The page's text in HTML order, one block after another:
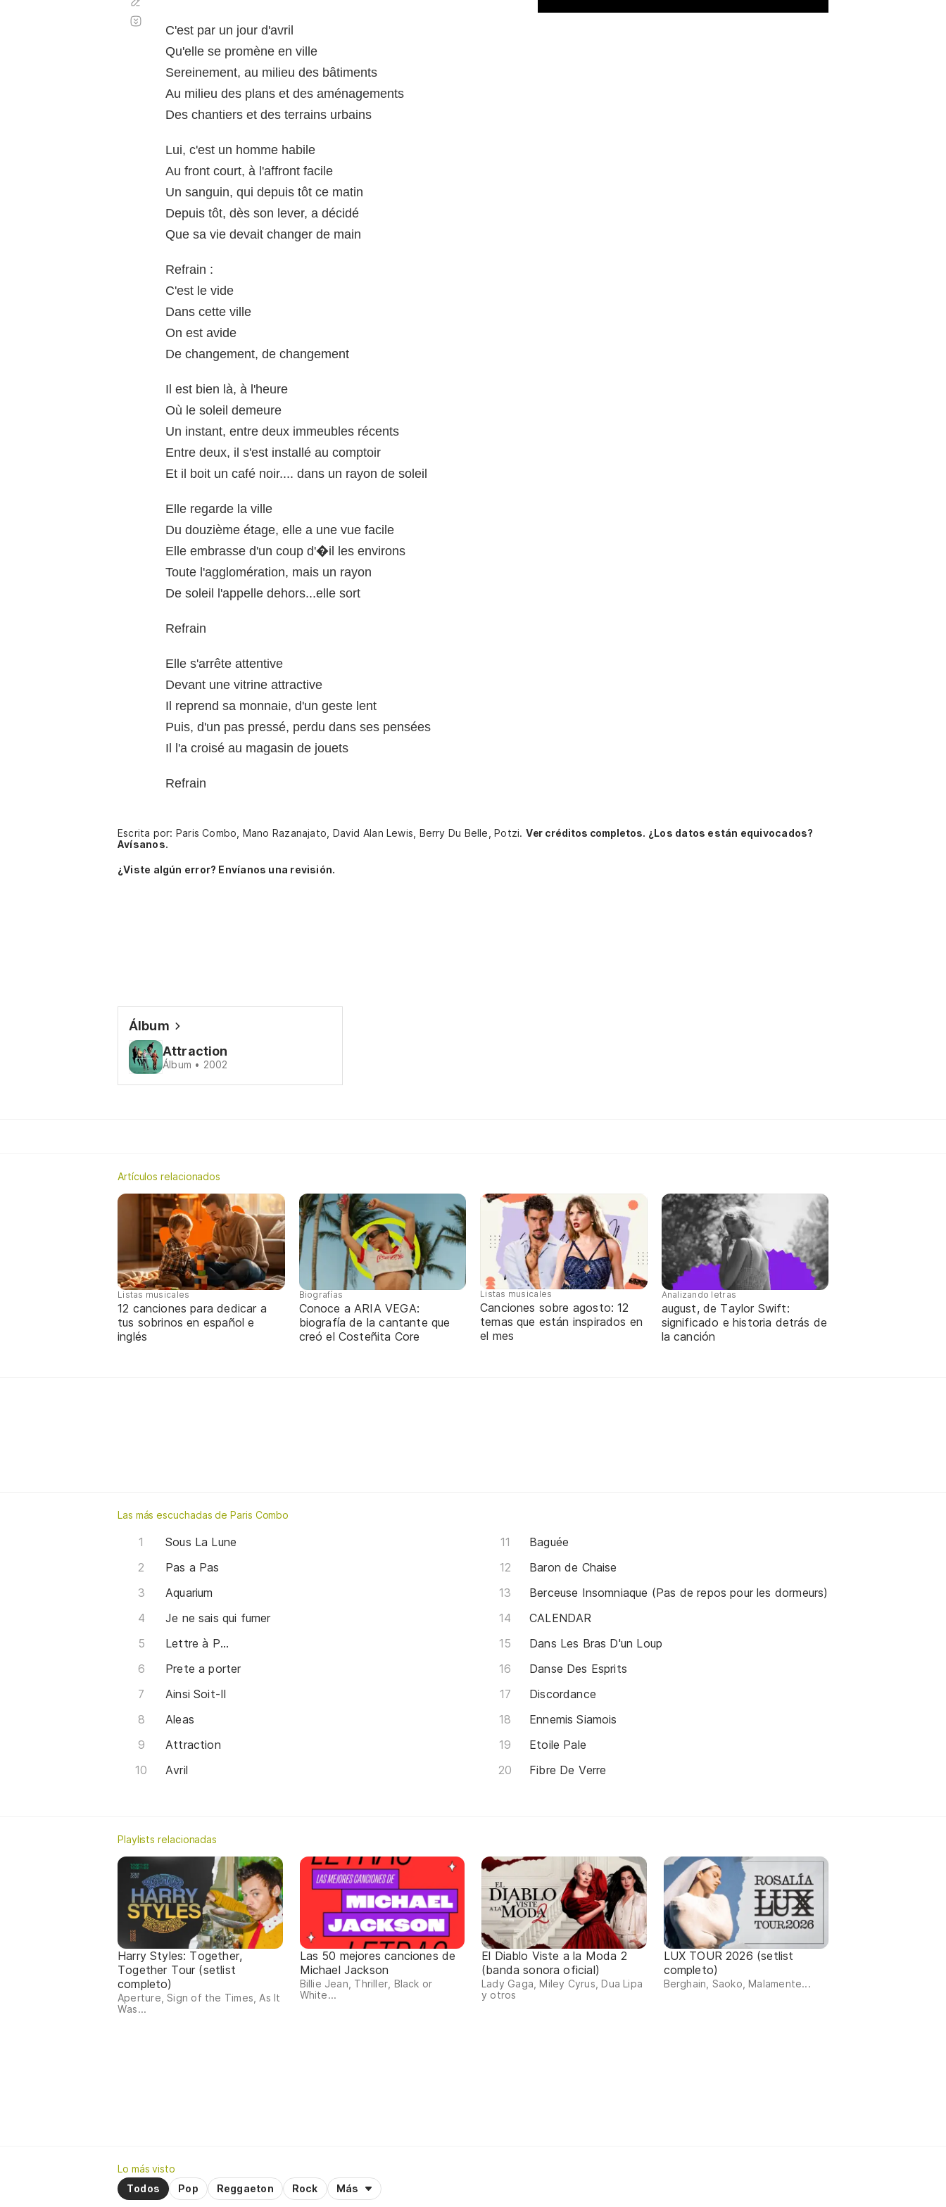
C'est par un jour d'avril
Qu'elle se promène en ville
Sereinement, au milieu des bâtiments
Au milieu des plans et des aménagements
Des chantiers et des terrains urbains
Lui, c'est un homme habile
Au front court, à l'affront facile
Un sanguin, qui depuis tôt ce matin
Depuis tôt, dès son lever, a décidé
Que sa vie devait changer de main
Refrain :
C'est le vide
Dans cette ville
On est avide
De changement, de changement
Il est bien là, à l'heure
Où le soleil demeure
Un instant, entre deux immeubles récents
Entre deux, il s'est installé au comptoir
Et il boit un café noir.... dans un rayon de soleil
Elle regarde la ville
Du douzième étage, elle a une vue facile
Elle embrasse d'un coup d'�il les environs
Toute l'agglomération, mais un rayon
De soleil l'appelle dehors...elle sort
Refrain
Elle s'arrête attentive
Devant une vitrine attractive
Il reprend sa monnaie, d'un geste lent
Puis, d'un pas pressé, perdu dans ses pensées
Il l'a croisé au magasin de jouets
Refrain
automático
Escrita por: Paris Combo, Mano Razanajato, David Alan Lewis, Berry Du Belle, Potzi. Ver créditos completos. ¿Los datos están equivocados?
Avísanos.
¿Viste algún error? Envíanos una revisión.
Álbum
Attraction
Álbum • 2002
Artículos relacionados
Listas musicales
12 canciones para dedicar a
tus sobrinos en español e
inglés
Biografías
Conoce a ARIA VEGA:
biografía de la cantante que
creó el Costeñita Core
Listas musicales
Canciones sobre agosto: 12
temas que están inspirados en
el mes
Analizando letras
august, de Taylor Swift:
significado e historia detrás de
la canción
Las más escuchadas de Paris Combo
Sous La Lune
Pas a Pas
Aquarium
Je ne sais qui fumer
Lettre à P...
Prete a porter
Ainsi Soit-Il
Aleas
Attraction
Avril
Baguée
Baron de Chaise
Berceuse Insomniaque (Pas de repos pour les dormeurs)
CALENDAR
Dans Les Bras D'un Loup
Danse Des Esprits
Discordance
Ennemis Siamois
Etoile Pale
Fibre De Verre
Playlists relacionadas
Harry Styles: Together,
Together Tour (setlist
completo)
Aperture, Sign of the Times, As It
Was...
Las 50 mejores canciones de
Michael Jackson
Billie Jean, Thriller, Black or
White...
El Diablo Viste a la Moda 2
(banda sonora oficial)
Lady Gaga, Miley Cyrus, Dua Lipa
y otros
LUX TOUR 2026 (setlist
completo)
Berghain, Saoko, Malamente...
Lo más visto
Todos
Pop Reggaeton Rock Más